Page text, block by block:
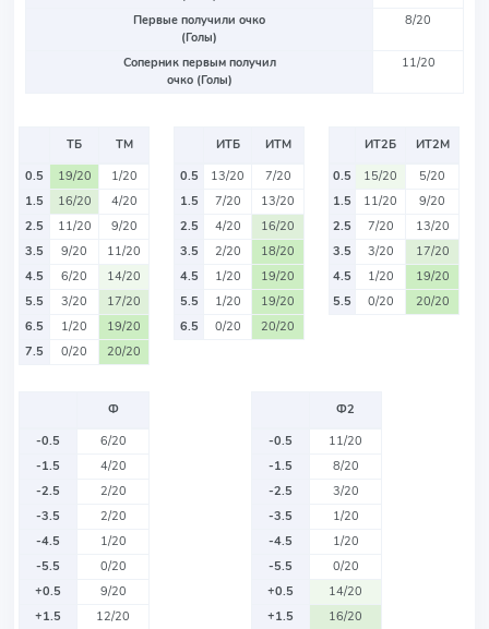
Первые получили очко
(Голы)
8/20
Соперник первым получил
очко (Голы)
11/20
ТБ
ТМ
0.5
19/20
1/20
1.5
16/20
4/20
2.5
11/20
9/20
3.5
9/20
11/20
4.5
6/20
14/20
5.5
3/20
17/20
6.5
1/20
19/20
7.5
0/20 20/20
ИТБ
ИТМ
0.5
13/20
7/20
1.5
7/20
13/20
2.5
4/20
16/20
3.5
2/20
18/20
4.5
1/20
19/20
5.5
1/20
19/20
6.5
0/20 20/20
ИТ2Б
ИТ2М
0.5
15/20
5/20
1.5
11/20
9/20
2.5
7/20
13/20
3.5
3/20
17/20
4.5
1/20
19/20
5.5
0/20 20/20
Ф
-0.5
6/20
-1.5
4/20
-2.5
2/20
-3.5
2/20
-4.5
1/20
-5.5
0/20
+0.5
9/20
+1.5
12/20
Ф2
-0.5
11/20
-1.5
8/20
-2.5
3/20
-3.5
1/20
-4.5
1/20
-5.5
0/20
+0.5
14/20
+1.5
16/20